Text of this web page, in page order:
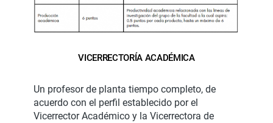
VICERRECTORÍA ACADÉMICA
Un profesor de planta tiempo completo, de
acuerdo con el perfil establecido por el
Vicerrector Académico y la Vicerrectora de